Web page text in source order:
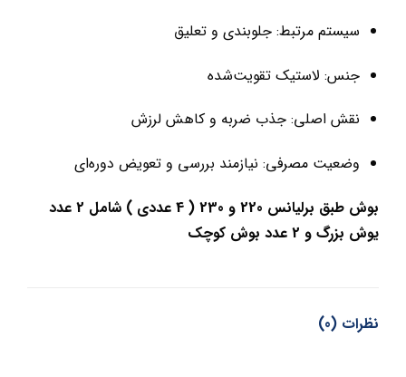
سیستم مرتبط: جلوبندی و تعلیق
جنس: لاستیک تقویت‌شده
نقش اصلی: جذب ضربه و کاهش لرزش
وضعیت مصرفی: نیازمند بررسی و تعویض دوره‌ای
بوش طبق برلیانس 220 و 230 ( 4 عددی ) شامل 2 عدد
یوش بزرگ و 2 عدد بوش کوچک
نظرات (0)